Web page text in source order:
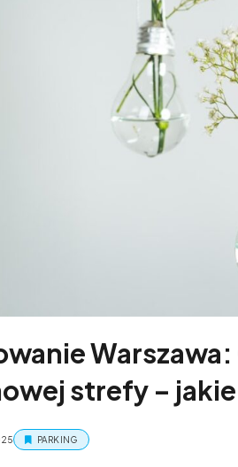
strefy – jakie
PARKING